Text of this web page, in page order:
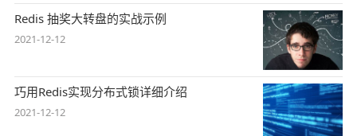
Redis 抽奖大转盘的实战示例
2021-12-12
巧用Redis实现分布式锁详细介绍
2021-12-12